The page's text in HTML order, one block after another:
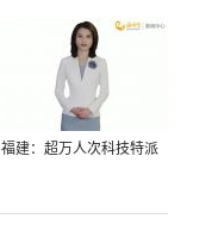
节有福电影巡展31日启动
福建：超万人次科技特派